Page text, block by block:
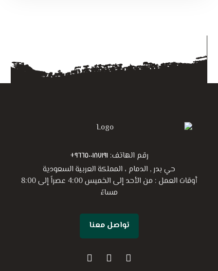
رقم الهاتف:٩٦٦٥٠٠١٨٧١٩١+
حي بدر , الدمام ، المملكة العربية السعودية
أوقات العمل : من الأحد إلى الخميس 4:00 عصراً إلى 8:00
مساءً
تواصل معنا